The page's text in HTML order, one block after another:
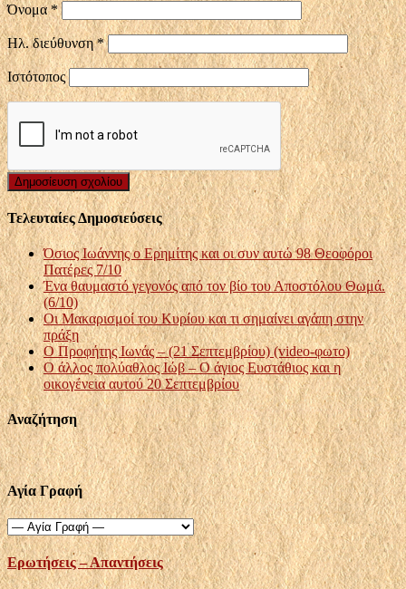
Όνομα*
Ηλ. διεύθυνση*
Ιστότοπος
Τελευταίες Δημοσιεύσεις
Όσιος Ιωάννης ο Ερημίτης και οι συν αυτώ 98 Θεοφόροι
Πατέρες 7/10
Ένα θαυμαστό γεγονός από τον βίο του Αποστόλου Θωμά.
(6/10)
Οι Μακαρισμοί του Κυρίου και τι σημαίνει αγάπη στην
πράξη
Ο Προφήτης Ιωνάς – (21 Σεπτεμβρίου) (video-φωτο)
Ο άλλος πολύαθλος Ιώβ – Ο άγιος Ευστάθιος και η
οικογένεια αυτού 20 Σεπτεμβρίου
Αναζήτηση
Αγία Γραφή
Ερωτήσεις – Απαντήσεις